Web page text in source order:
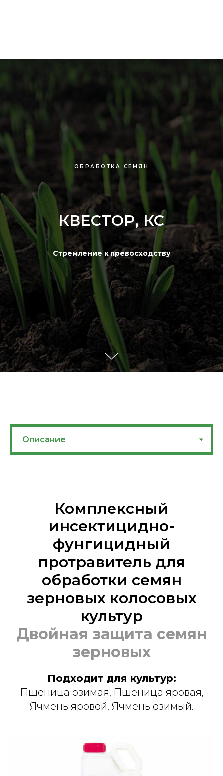
ОБРАБОТКА СЕМЯН
КВЕСТОР, КС
Стремление к превосходству
Комплексный
инсектицидно-
фунгицидный
протравитель для
обработки семян
зерновых колосовых
культур
Двойная защита семян
зерновых
Подходит для культур:
Пшеница озимая, Пшеница яровая,
Ячмень яровой, Ячмень озимый.